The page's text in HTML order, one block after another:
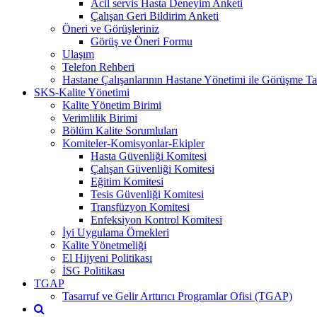
Acil servis Hasta Deneyim Anketi
Çalışan Geri Bildirim Anketi
Öneri ve Görüşleriniz
Görüş ve Öneri Formu
Ulaşım
Telefon Rehberi
Hastane Çalışanlarının Hastane Yönetimi ile Görüşme
SKS-Kalite Yönetimi
Kalite Yönetim Birimi
Verimlilik Birimi
Bölüm Kalite Sorumluları
Komiteler-Komisyonlar-Ekipler
Hasta Güvenliği Komitesi
Çalışan Güvenliği Komitesi
Eğitim Komitesi
Tesis Güvenliği Komitesi
Transfüzyon Komitesi
Enfeksiyon Kontrol Komitesi
İyi Uygulama Örnekleri
Kalite Yönetmeliği
El Hijyeni Politikası
İSG Politikası
TGAP
Tasarruf ve Gelir Arttırıcı Programlar Ofisi (TGAP)